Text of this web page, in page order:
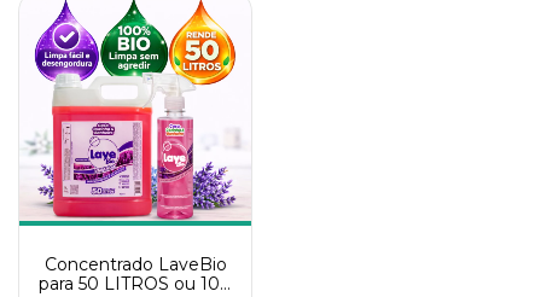
Concentrado LaveBio
para 50 LITROS ou 100